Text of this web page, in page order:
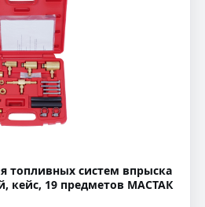
топливных систем впрыска
кейс, 19 предметов МАСТАК